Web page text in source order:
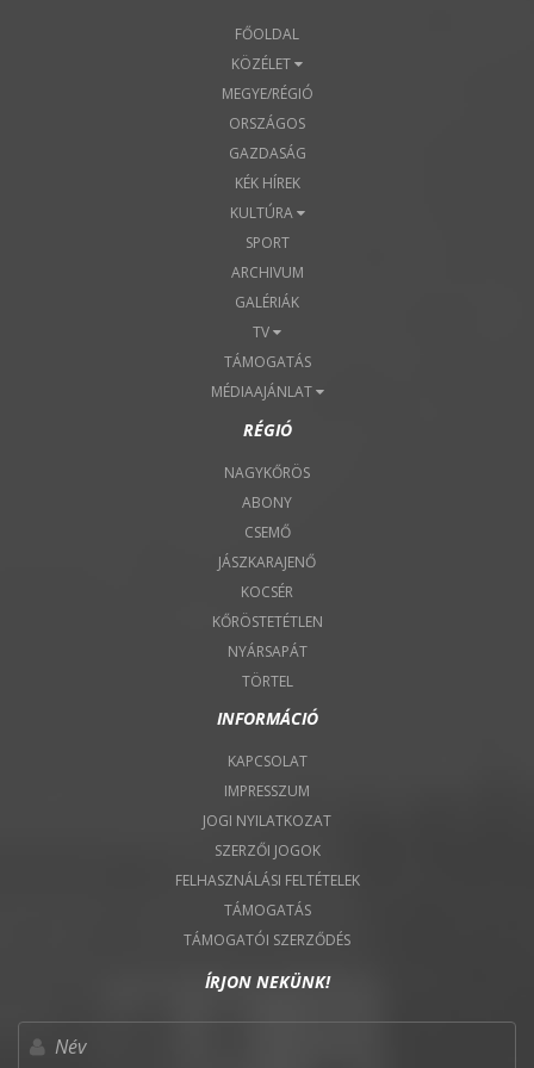
FŐOLDAL
KÖZÉLET
MEGYE/RÉGIÓ
ORSZÁGOS
GAZDASÁG
KÉK HÍREK
KULTÚRA
SPORT
ARCHIVUM
GALÉRIÁK
TV
TÁMOGATÁS
MÉDIAAJÁNLAT
RÉGIÓ
NAGYKŐRÖS
ABONY
CSEMŐ
JÁSZKARAJENŐ
KOCSÉR
KŐRÖSTETÉTLEN
NYÁRSAPÁT
TÖRTEL
INFORMÁCIÓ
KAPCSOLAT
IMPRESSZUM
JOGI NYILATKOZAT
SZERZŐI JOGOK
FELHASZNÁLÁSI FELTÉTELEK
TÁMOGATÁS
TÁMOGATÓI SZERZŐDÉS
ÍRJON NEKÜNK!